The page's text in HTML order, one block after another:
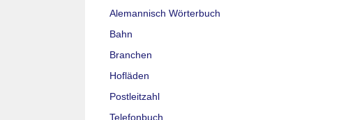
Alemannisch Wörterbuch
Bahn
Branchen
Hofläden
Postleitzahl
Telefonbuch